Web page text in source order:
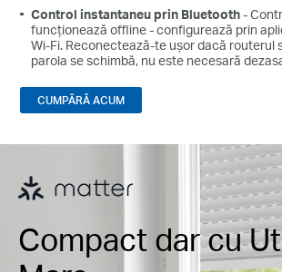
Control instantaneu prin Bluetooth-
funcționează offline - configurează prin
Wi-Fi. Reconectează-te ușor dacă routerul
parola se schimbă, nu este necesară
CUMPĂRĂ ACUM
Compact dar cu